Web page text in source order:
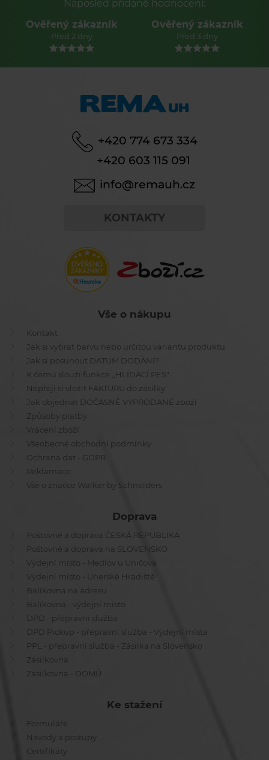
Naposled přidané hodnocení:
Ověřený zákazník
Před 2 dny
Ověřený zákazník
Před 3 dny
+420 774 673 334
+420 603 115 091
info@remauh.cz
KONTAKTY
Vše o nákupu
Kontakt
Jak si vybrat barvu nebo určitou variantu produktu
Jak si posunout DATUM DODÁNÍ?
K čemu slouží funkce ,,HLÍDACÍ PES"
Nepřeji si vložit FAKTURU do zásilky
Jak objednat DOČASNĚ VYPRODANÉ zboží
Způsoby platby
Vrácení zboží
Všeobecné obchodní podmínky
Ochrana dat - GDPR
Reklamace
Vše o značce Walker by Schneiders
Doprava
Poštovné a doprava ČESKÁ REPUBLIKA
Poštovné a doprava na SLOVENSKO
Výdejní místo - Medlov u Uničova
Výdejní místo - Uherské Hradiště
Balíkovna na adresu
Balíkovna - výdejní místo
DPD - přepravní služba
DPD Pickup - přepravní služba - Výdejní místa
PPL - přepravní služba - Zásilka na Slovensko
Zásilkovna
Zásilkovna - DOMŮ
Ke stažení
Formuláře
Návody a postupy
Certifikáty